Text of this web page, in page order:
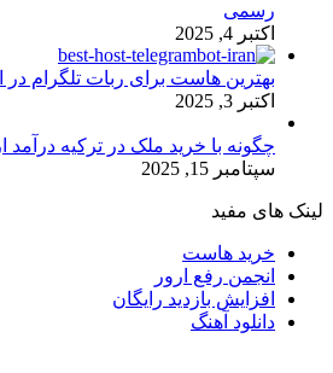
رسمی
اکتبر 4, 2025
بهترین هاست برای ربات تلگرام در
اکتبر 3, 2025
چگونه با خرید ملک در ترکیه درآمد
سپتامبر 15, 2025
لینک های مفید
خرید هاست
انجمن رفع ارور
افزایش بازدید رایگان
دانلود آهنگ